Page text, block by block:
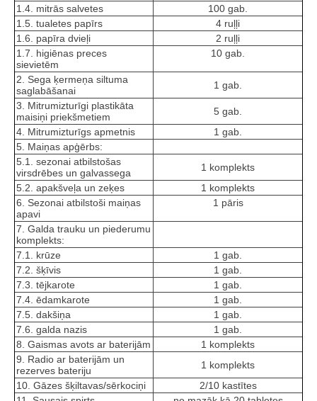
1.4. mitrās salvetes
100 gab.
1.5. tualetes papīrs
4 ruļļi
1.6. papīra dvieļi
2 ruļļi
1.7. higiēnas preces
sievietēm
10 gab.
2. Sega ķermeņa siltuma
saglabāšanai
1 gab.
3. Mitrumizturīgi plastikāta
maisiņi priekšmetiem
5 gab.
4. Mitrumizturīgs apmetnis
1 gab.
5. Maiņas apģērbs:
5.1. sezonai atbilstošas
virsdrēbes un galvassega
1 komplekts
5.2. apakšveļa un zeķes
1 komplekts
6. Sezonai atbilstoši maiņas
apavi
1 pāris
7. Galda trauku un piederumu
komplekts:
7.1. krūze
1 gab.
7.2. šķīvis
1 gab.
7.3. tējkarote
1 gab.
7.4. ēdamkarote
1 gab.
7.5. dakšiņa
1 gab.
7.6. galda nazis
1 gab.
8. Gaismas avots ar baterijām
1 komplekts
9. Radio ar baterijām un
rezerves bateriju
1 komplekts
10. Gāzes šķiltavas/sērkociņi
2/10 kastītes